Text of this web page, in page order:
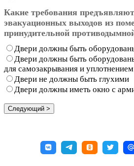
Какие требования
эвакуационных выходов из
принудительной
Двери должны быть
Двери должны быть
для самозакрывания и
Двери не должны быть глухими
Двери должны иметь окно с